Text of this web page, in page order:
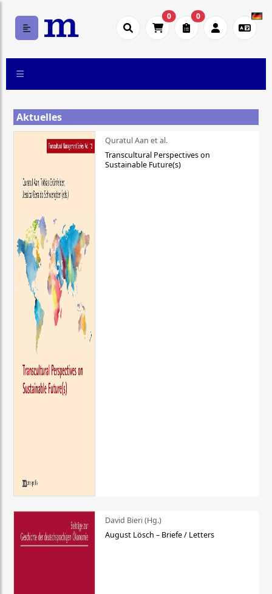
0 0
Aktuelles
Quratul Aan et al.
Transcultural Perspectives on
Sustainable Future(s)
David Bieri (Hg.)
August Lösch – Briefe / Letters